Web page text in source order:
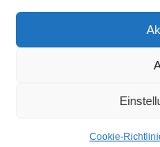
Cookie-
Mannschaften